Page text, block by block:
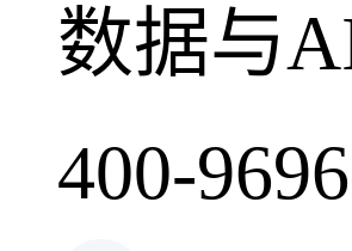
数据与
400-